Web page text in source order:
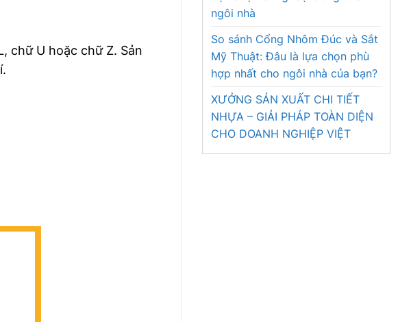
chữ U hoặc chữ Z. Sản
ngôi nhà
So sánh Cổng Nhôm Đúc và Sắt
Mỹ Thuật: Đâu là lựa chọn phù
hợp nhất cho ngôi nhà của bạn?
XƯỞNG SẢN XUẤT CHI TIẾT
NHỰA – GIẢI PHÁP TOÀN DIỆN
CHO DOANH NGHIỆP VIỆT